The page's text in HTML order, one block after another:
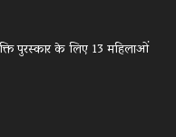
पुरस्कार के लिए 13 महिलाओं